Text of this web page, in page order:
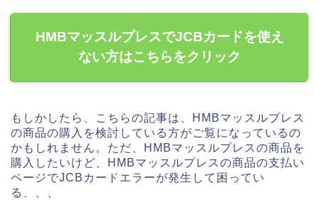
HMBマッスルプレスでJCBカードを使え
ない方はこちらをクリック
もしかしたら、こちらの記事は、HMBマッスルプレス
の商品の購入を検討している方がご覧になっているの
かもしれません。ただ、HMBマッスルプレスの商品を
購入したいけど、HMBマッスルプレスの商品の支払い
ページでJCBカードエラーが発生して困ってい
る、、、